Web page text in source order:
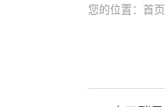
您的位置： 首页